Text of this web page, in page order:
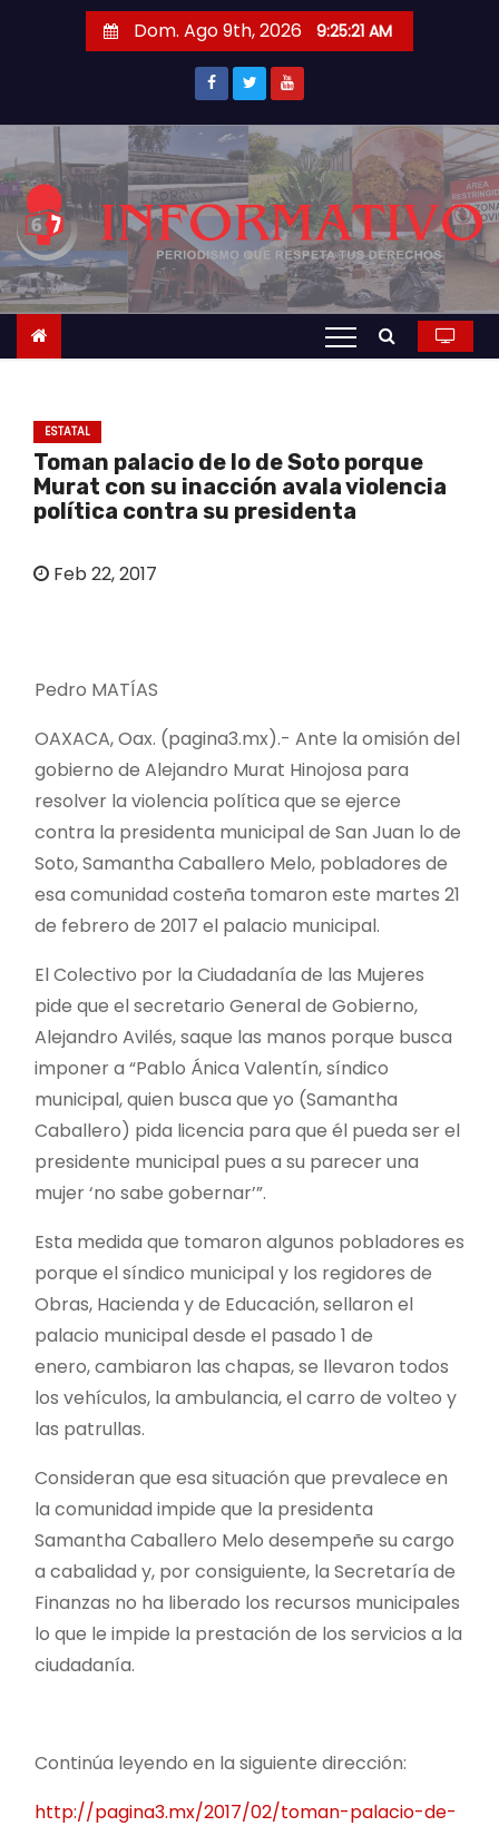
r
a
c
o
t
Dom. Ago 9th, 2026 9:25:21 AM
ESTATAL
Toman palacio de lo de Soto porque
Murat con su inacción avala violencia
política contra su presidenta
Feb 22, 2017
Pedro MATÍAS
OAXACA, Oax. (pagina3.mx).- Ante la omisión del
gobierno de Alejandro Murat Hinojosa para
resolver la violencia política que se ejerce
contra la presidenta municipal de San Juan lo de
Soto, Samantha Caballero Melo, pobladores de
esa comunidad costeña tomaron este martes 21
de febrero de 2017 el palacio municipal.
El Colectivo por la Ciudadanía de las Mujeres
pide que el secretario General de Gobierno,
Alejandro Avilés, saque las manos porque busca
imponer a “Pablo Ánica Valentín, síndico
municipal, quien busca que yo (Samantha
Caballero) pida licencia para que él pueda ser el
presidente municipal pues a su parecer una
mujer ‘no sabe gobernar’”.
Esta medida que tomaron algunos pobladores es
porque el síndico municipal y los regidores de
Obras, Hacienda y de Educación, sellaron el
palacio municipal desde el pasado 1 de
enero, cambiaron las chapas, se llevaron todos
los vehículos, la ambulancia, el carro de volteo y
las patrullas.
Consideran que esa situación que prevalece en
la comunidad impide que la presidenta
Samantha Caballero Melo desempeñe su cargo
a cabalidad y, por consiguiente, la Secretaría de
Finanzas no ha liberado los recursos municipales
lo que le impide la prestación de los servicios a la
ciudadanía.
Continúa leyendo en la siguiente dirección:
http://pagina3.mx/2017/02/toman-palacio-de-